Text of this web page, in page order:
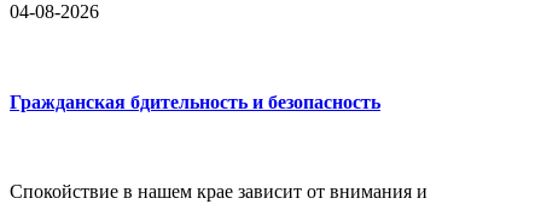
04-08-2026
Гражданская бдительность и безопасность
Спокойствие в нашем крае зависит от внимания и